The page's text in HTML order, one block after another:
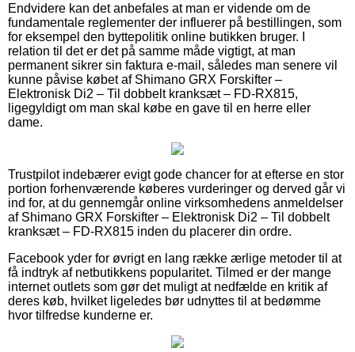
Endvidere kan det anbefales at man er vidende om de
fundamentale reglementer der influerer på bestillingen, som
for eksempel den byttepolitik online butikken bruger. I
relation til det er det på samme måde vigtigt, at man
permanent sikrer sin faktura e-mail, således man senere vil
kunne påvise købet af Shimano GRX Forskifter –
Elektronisk Di2 – Til dobbelt kranksæt – FD-RX815,
ligegyldigt om man skal købe en gave til en herre eller
dame.
Trustpilot indebærer evigt gode chancer for at efterse en stor
portion forhenværende køberes vurderinger og derved går vi
ind for, at du gennemgår online virksomhedens anmeldelser
af Shimano GRX Forskifter – Elektronisk Di2 – Til dobbelt
kranksæt – FD-RX815 inden du placerer din ordre.
Facebook yder for øvrigt en lang række ærlige metoder til at
få indtryk af netbutikkens popularitet. Tilmed er der mange
internet outlets som gør det muligt at nedfælde en kritik af
deres køb, hvilket ligeledes bør udnyttes til at bedømme
hvor tilfredse kunderne er.